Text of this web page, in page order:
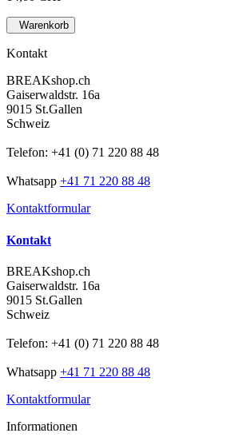
Warenkorb
Kontakt
BREAKshop.ch
Gaiserwaldstr. 16a
9015 St.Gallen
Schweiz
Telefon: +41 (0) 71 220 88 48
Whatsapp +41 71 220 88 48
Kontaktformular
Kontakt
BREAKshop.ch
Gaiserwaldstr. 16a
9015 St.Gallen
Schweiz
Telefon: +41 (0) 71 220 88 48
Whatsapp +41 71 220 88 48
Kontaktformular
Informationen